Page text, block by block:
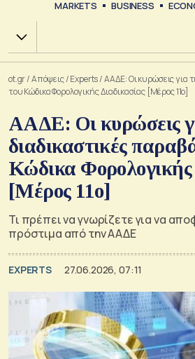
MARKETS BUSINESS
Χ.Α.
ot.gr/Απόψεις/Experts/ΑΑΔΕ: Οι κυρώσεις για
του Κώδικα Φορολογικής Διαδικασίας [Μέρος 11ο]
ΑΑΔΕ: Οι κυρώσεις
διαδικαστικές
Κώδικα Φορολογικής
[Μέρος 11ο]
Τι πρέπει να γνωρίζετε για να
πρόστιμα από την ΑΑΔΕ
EXPERTS 27.06.2026, 07:11